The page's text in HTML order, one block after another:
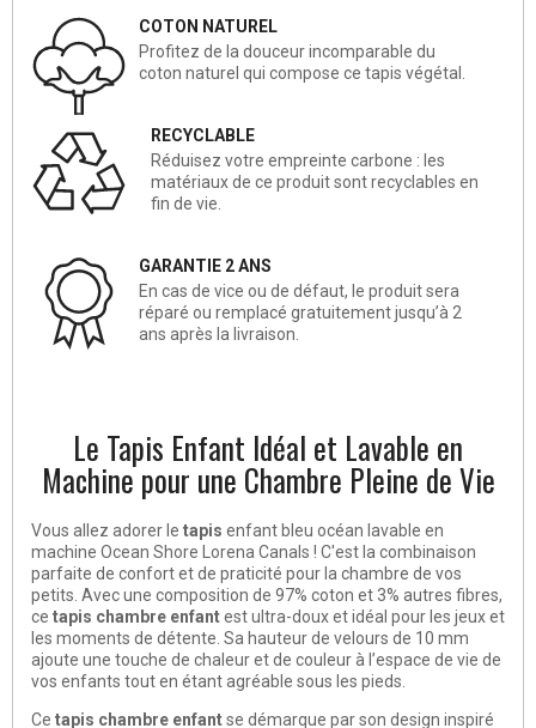
COTON NATUREL
Profitez de la douceur incomparable du
coton naturel qui compose ce tapis végétal.
RECYCLABLE
Réduisez votre empreinte carbone : les
matériaux de ce produit sont recyclables en
fin de vie.
GARANTIE 2 ANS
En cas de vice ou de défaut, le produit sera
réparé ou remplacé gratuitement jusqu’à 2
ans après la livraison.
Le Tapis Enfant Idéal et Lavable en
Machine pour une Chambre Pleine de Vie
Vous allez adorer le tapis enfant bleu océan lavable en
machine Ocean Shore Lorena Canals ! C'est la combinaison
parfaite de confort et de praticité pour la chambre de vos
petits. Avec une composition de 97% coton et 3% autres fibres,
ce tapis chambre enfantest ultra-doux et idéal pour les jeux et
les moments de détente. Sa hauteur de velours de 10 mm
ajoute une touche de chaleur et de couleur à l’espace de vie de
vos enfants tout en étant agréable sous les pieds.
Ce tapis chambre enfantse démarque par son design inspiré